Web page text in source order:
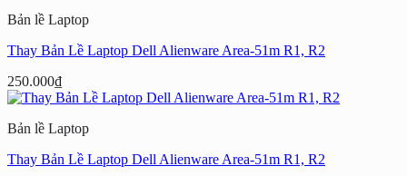
Bản lề Laptop
Thay Bản Lề Laptop Dell Alienware Area-51m R1, R2
250.000₫
Bản lề Laptop
Thay Bản Lề Laptop Dell Alienware Area-51m R1, R2